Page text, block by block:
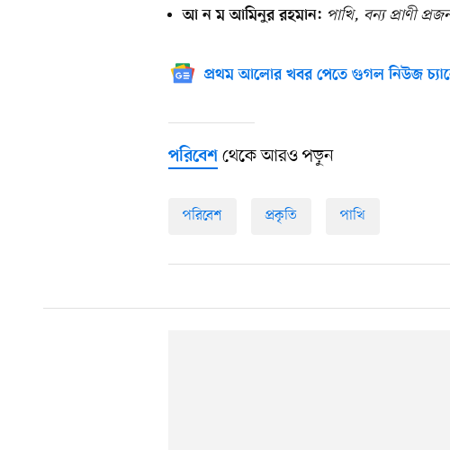
আ ন ম আমিনুর রহমান: পাখি, বন্য প্রাণী
প্রথম আলোর খবর পেতে গুগল নিউজ
পরিবেশ থেকে আরও পড়ুন
পরিবেশ প্রকৃতি পাখি